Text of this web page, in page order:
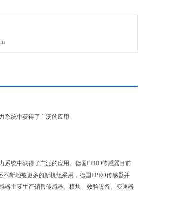
系统中获得了广泛的应用
系统中获得了广泛的应用。德国EPRO传感器目前
断地被更多的新机组采用，德国EPRO传感器并
器主要生产销售传感器、模块、效验设备、变速器